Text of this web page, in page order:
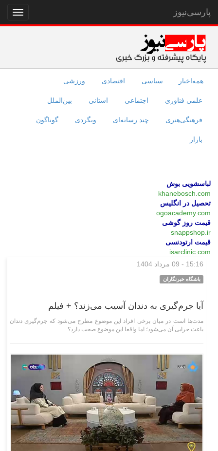
نمایش
منو
پارسی‌نیوز
همه‌اخبار سیاسی اقتصادی ورزشی
علمی فناوری اجتماعی استانی بین‌الملل
فرهنگی‌هنری چند رسانه‌ای وبگردی گوناگون
بازار
لباسشویی بوش
khanebosch.com
تحصیل در انگلیس
ogoacademy.com
قیمت روز گوشی
snappshop.ir
قیمت ارتودنسی
isarclinic.com
15:16 - 09 مرداد 1404
باشگاه خبرنگاران
آیا جرم‌گیری به دندان آسیب می‌زند؟ + فیلم
مدت‌ها است در میان برخی افراد این موضوع مطرح می‌شود که جرم‌گیری دندان
باعث خرابی آن می‌شود؛ اما واقعا این موضوع صحت دارد؟